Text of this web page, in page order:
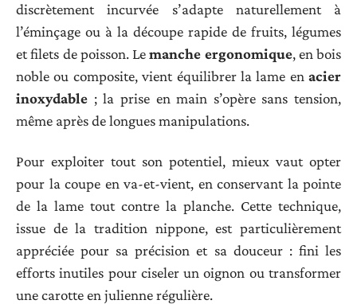
discrètement incurvée s’adapte naturellement à
l’éminçage ou à la découpe rapide de fruits, légumes
et filets de poisson. Lemanche ergonomique, en bois
noble ou composite, vient équilibrer la lame en acier
inoxydable ; la prise en main s’opère sans tension,
même après de longues manipulations.
Pour exploiter tout son potentiel, mieux vaut opter
pour la coupe en va-et-vient, en conservant la pointe
de la lame tout contre la planche. Cette technique,
issue de la tradition nippone, est particulièrement
appréciée pour sa précision et sa douceur : fini les
efforts inutiles pour ciseler un oignon ou transformer
une carotte en julienne régulière.